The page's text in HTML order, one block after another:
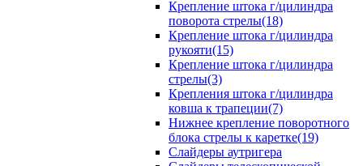
Крепление штока г/цилиндра
поворота стрелы(18)
Крепление штока г/цилиндра
рукояти(15)
Крепление штока г/цилиндра
стрелы(3)
Крепления штока г/цилиндра
ковша к трапеции(7)
Нижнее крепление поворотного
блока стрелы к каретке(19)
Слайдеры аутригера